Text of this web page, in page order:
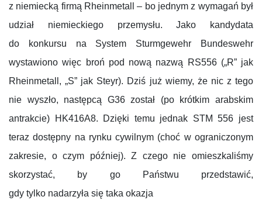
z niemiecką firmą Rheinmetall – bo jednym z wymagań był
udział niemieckiego przemysłu. Jako kandydata
do konkursu na System Sturmgewehr Bundeswehr
wystawiono więc broń pod nową nazwą RS556 („R” jak
Rheinmetall, „S” jak Steyr). Dziś już wiemy, że nic z tego
nie wyszło, następcą G36 został (po krótkim arabskim
antrakcie) HK416A8. Dzięki temu jednak STM 556 jest
teraz dostępny na rynku cywilnym (choć w ograniczonym
zakresie, o czym później). Z czego nie omieszkaliśmy
skorzystać, by go Państwu przedstawić,
gdy tylko nadarzyła się taka okazja